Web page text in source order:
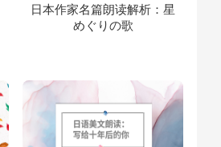
日本作家名篇朗读解析：星
めぐりの歌